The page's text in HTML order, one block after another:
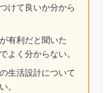
けて良いか分から
有利だと聞いた
よく分からない。
生活設計について
。